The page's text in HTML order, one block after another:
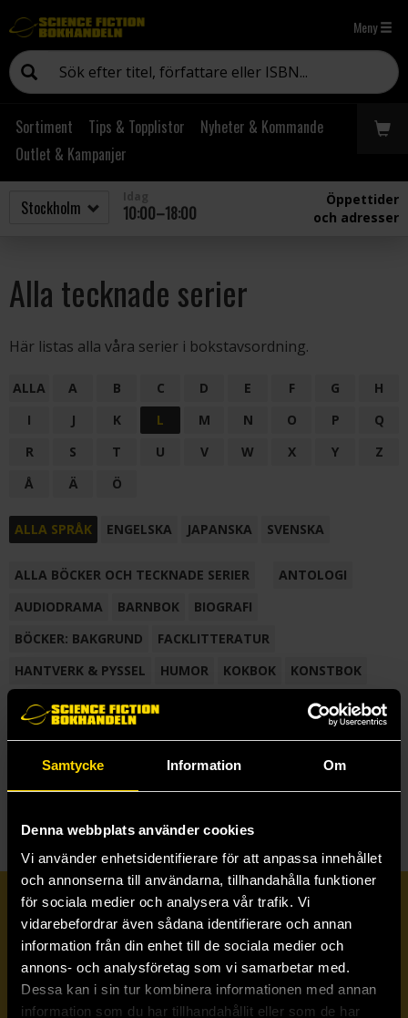
Samtycke Information Om
Denna webbplats använder cookies
Vi använder enhetsidentifierare för att anpassa innehållet
och annonserna till användarna, tillhandahålla funktioner
för sociala medier och analysera vår trafik. Vi
vidarebefordrar även sådana identifierare och annan
information från din enhet till de sociala medier och
annons- och analysföretag som vi samarbetar med.
Dessa kan i sin tur kombinera informationen med annan
information som du har tillhandahållit eller som de har
Meny
Sortiment Tips & Topplistor
Nyheter & Kommande
Outlet & Kampanjer
10:00–18:00
Öppettider
och adresser
Alla tecknade serier
Här listas alla våra serier i bokstavsordning.
ALLA A B C D E F G
H
I
J K L M N O P
Q
R
S T U V W X Y
Z
Å
Ä Ö
ALLA SPRÅK ENGELSKA JAPANSKA SVENSKA
ALLA BÖCKER OCH TECKNADE SERIER
ANTOLOGI
AUDIODRAMA
BARNBOK
BIOGRAFI
BÖCKER: BAKGRUND
FACKLITTERATUR
HANTVERK & PYSSEL
HUMOR KOKBOK
KONSTBOK
KORTROMAN
LÄROBOK
NOVELL
SAMLINGSVOLYM
TECKNA & MÅLA TECKNAD SERIE
Prenumerera på vårt nyhetsbrev
Veckobrevet